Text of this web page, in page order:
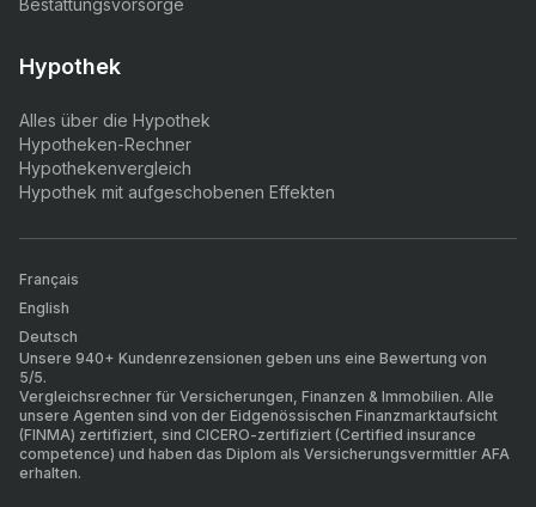
Bestattungsvorsorge
Hypothek
Alles über die Hypothek
Hypotheken-Rechner
Hypothekenvergleich
Hypothek mit aufgeschobenen Effekten
Unsere 940+ Kundenrezensionen geben uns eine Bewertung von
5/5.
Vergleichsrechner für Versicherungen, Finanzen & Immobilien. Alle
unsere Agenten sind von der Eidgenössischen Finanzmarktaufsicht
(FINMA) zertifiziert, sind CICERO-zertifiziert (Certified insurance
competence) und haben das Diplom als Versicherungsvermittler AFA
erhalten.
Français
English
Deutsch